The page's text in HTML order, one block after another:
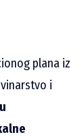
plana iz
i